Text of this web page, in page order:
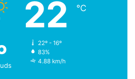
22 ℃
22º - 16º
83%
4.88 km/h